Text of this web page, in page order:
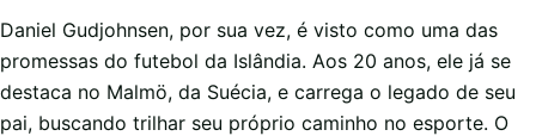
Daniel Gudjohnsen, por sua vez, é visto como uma das
promessas do futebol da Islândia. Aos 20 anos, ele já se
destaca no Malmö, da Suécia, e carrega o legado de seu
pai, buscando trilhar seu próprio caminho no esporte. O